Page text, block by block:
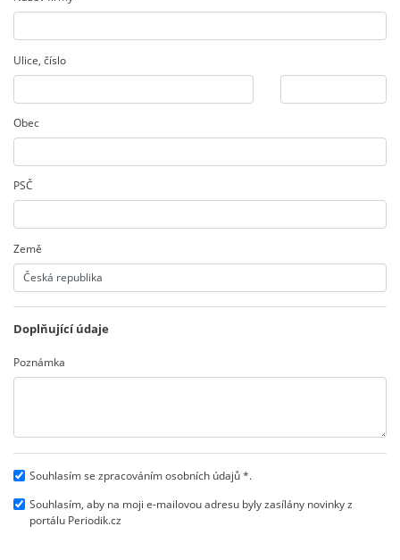
Ulice, číslo
Obec
PSČ
Země
Doplňující údaje
Poznámka
Souhlasím se zpracováním osobních údajů *.
Souhlasím, aby na moji e-mailovou adresu byly zasílány novinky z
portálu Periodik.cz